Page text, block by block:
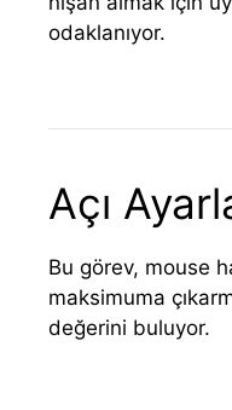
odaklanıyor.
Açı
Bu görev, mouse
maksimuma
değerini buluyor.